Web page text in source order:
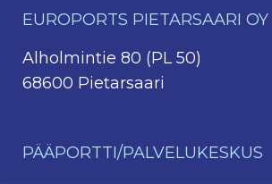
EUROPORTS PIETARSAARI
Alholmintie 80 (PL 50)
68600 Pietarsaari
PÄÄPORTTI/PALVELUKESKUS